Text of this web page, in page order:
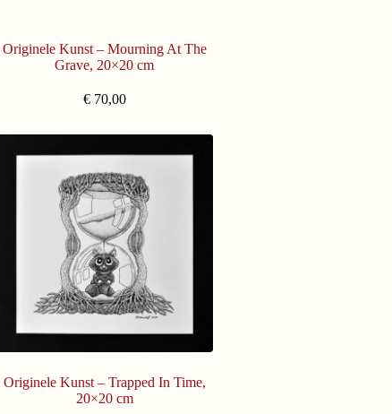
Originele Kunst – Mourning At The
Grave, 20×20 cm
€70,00
Originele Kunst – Trapped In Time,
20×20 cm